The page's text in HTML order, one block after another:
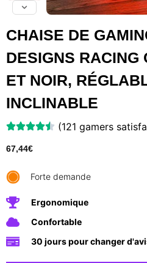
CHAISE DE
DESIGNS RACING
ET NOIR,
INCLINABLE
(121 gamers
67,44€
Forte demande
Ergonomique
Confortable
30 jours pour changer